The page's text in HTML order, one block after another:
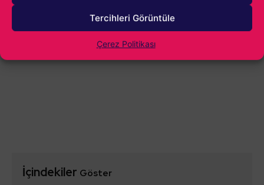
Tercihleri Görüntüle
Çerez Politikası
İçindekiler Göster